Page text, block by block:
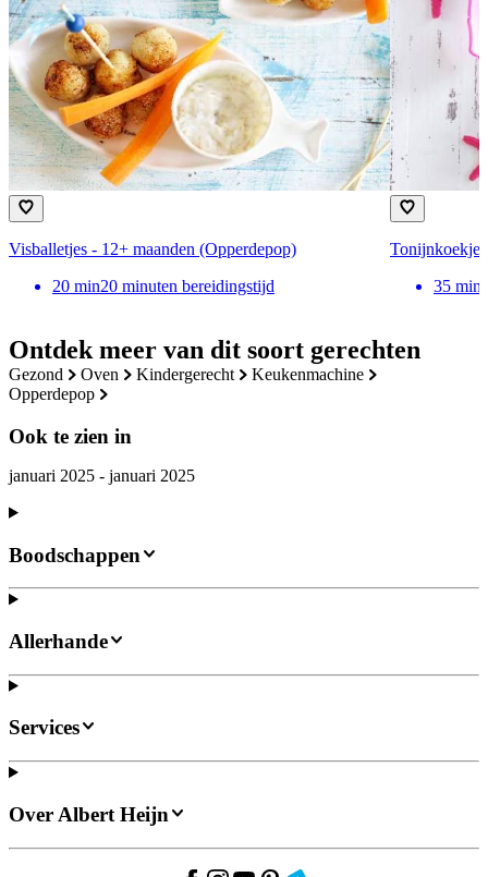
Ontdek meer van dit soort gerechten
gezond oven kindergerecht
keukenmachine
Opperdepop
Ook te zien in
januari 2025 - januari 2025
Visballetjes - 12+ maanden (Opperdepop)
20 min20 minuten bereidingstijd
35 min
Boodschappen
Allerhande
Services
Over Albert Heijn